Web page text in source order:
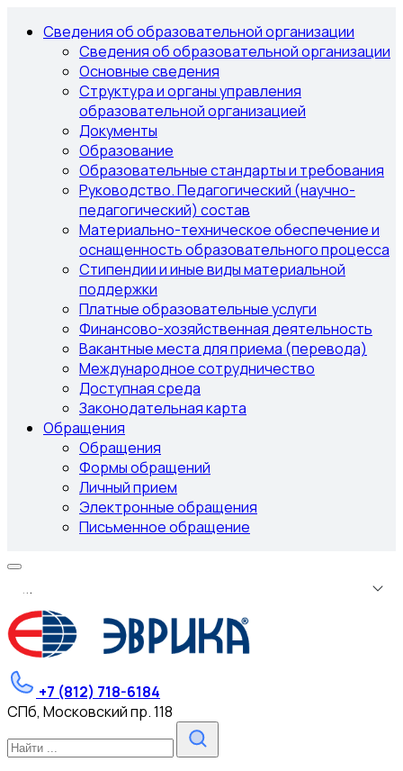
Сведения об образовательной организации
Сведения об образовательной организации
Основные сведения
Структура и органы управления
образовательной организацией
Документы
Образование
Образовательные стандарты и требования
Руководство. Педагогический (научно-
педагогический) состав
Материально-техническое обеспечение и
оснащенность образовательного процесса
Стипендии и иные виды материальной
поддержки
Платные образовательные услуги
Финансово-хозяйственная деятельность
Вакантные места для приема (перевода)
Международное сотрудничество
Доступная среда
Законодательная карта
Обращения
Обращения
Формы обращений
Личный прием
Электронные обращения
Письменное обращение
...
+7 (812) 718-6184
СПб, Московский пр. 118